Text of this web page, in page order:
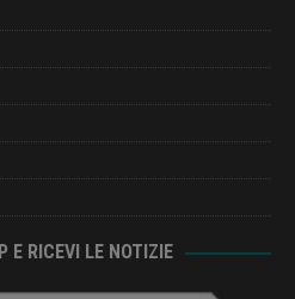
E RICEVI LE NOTIZIE